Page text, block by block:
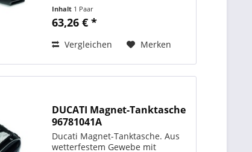
96280532A
Inhalt 1 Paar
63,26 € *
Vergleichen Merken
DUCATI Magnet-Tanktasche
96781041A
Ducati Magnet-Tanktasche. Aus
wetterfestem Gewebe mit